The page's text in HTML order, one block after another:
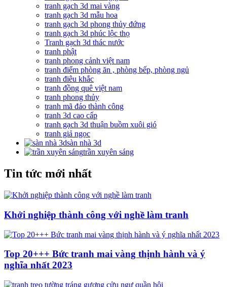
tranh gạch 3d mai vàng
tranh gạch 3d mẫu hoa
tranh gạch 3d phong thủy đứng
tranh gạch 3d phúc lộc thọ
Tranh gạch 3d thác nước
tranh phật
tranh phong cảnh việt nam
tranh điểm phòng ăn , phòng bếp, phòng ngủ
tranh điêu khắc
tranh đồng quê việt nam
tranh phong thủy
tranh mã đáo thành công
tranh 3d cao cấp
tranh gạch 3d thuận buồm xuôi gió
tranh giả ngọc
sàn nhà 3d
trần xuyên sáng
Tin tức mới nhất
Khởi nghiệp thành công với nghề làm tranh
Top 20+++ Bức tranh mai vàng thịnh hành và ý
nghĩa nhất 2023